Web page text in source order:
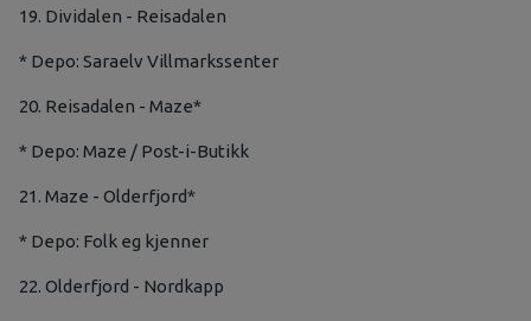
19. Dividalen - Reisadalen
* Depo: Saraelv Villmarkssenter
20. Reisadalen - Maze*
* Depo: Maze / Post-i-Butikk
21. Maze - Olderfjord*
* Depo: Folk eg kjenner
22. Olderfjord - Nordkapp